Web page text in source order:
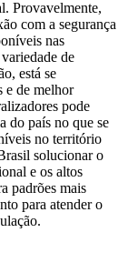
Provavelmente,
com a segurança
nas
de
está se
e de melhor
pode
do país no que se
no território
solucionar o
e os altos
padrões mais
para atender o